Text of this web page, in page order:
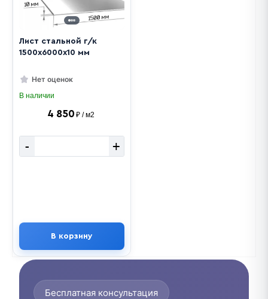
В наличии
Лист стальной г/к
1500х6000х10 мм
Нет оценок
4 850 ₽ / м2
- +
В корзину
Бесплатная консультация